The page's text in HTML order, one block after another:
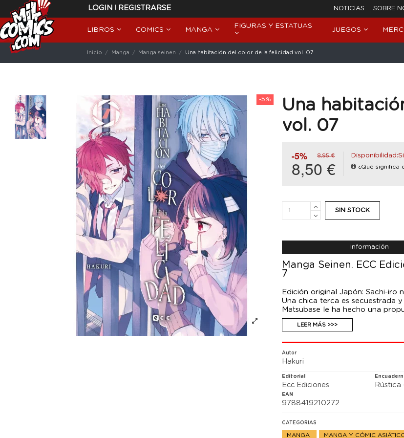
LOGIN | REGISTRARSE NOTICIAS SOBRE
LIBROS COMICS MANGA
FIGURAS Y ESTATUAS
JUEGOS
Inicio Manga Manga seinen Una habitación del color de la felicidad vol. 07
-5%
Una
vol. 07
-5% 8,95 €
8,50 € ¿Qué significa
SIN STOCK
Información
Manga Seinen. ECC
7
Edición original Japón: Sachi-iro
Una chica terca es secuestrada
Matsubase le ha hecho una
conclusión acertada sería
LEER MÁS >>>
Autor
Hakuri
Editorial
Ecc Ediciones
EAN
9788419210272
CATEGORIAS
MANGA MANGA Y CÓMIC